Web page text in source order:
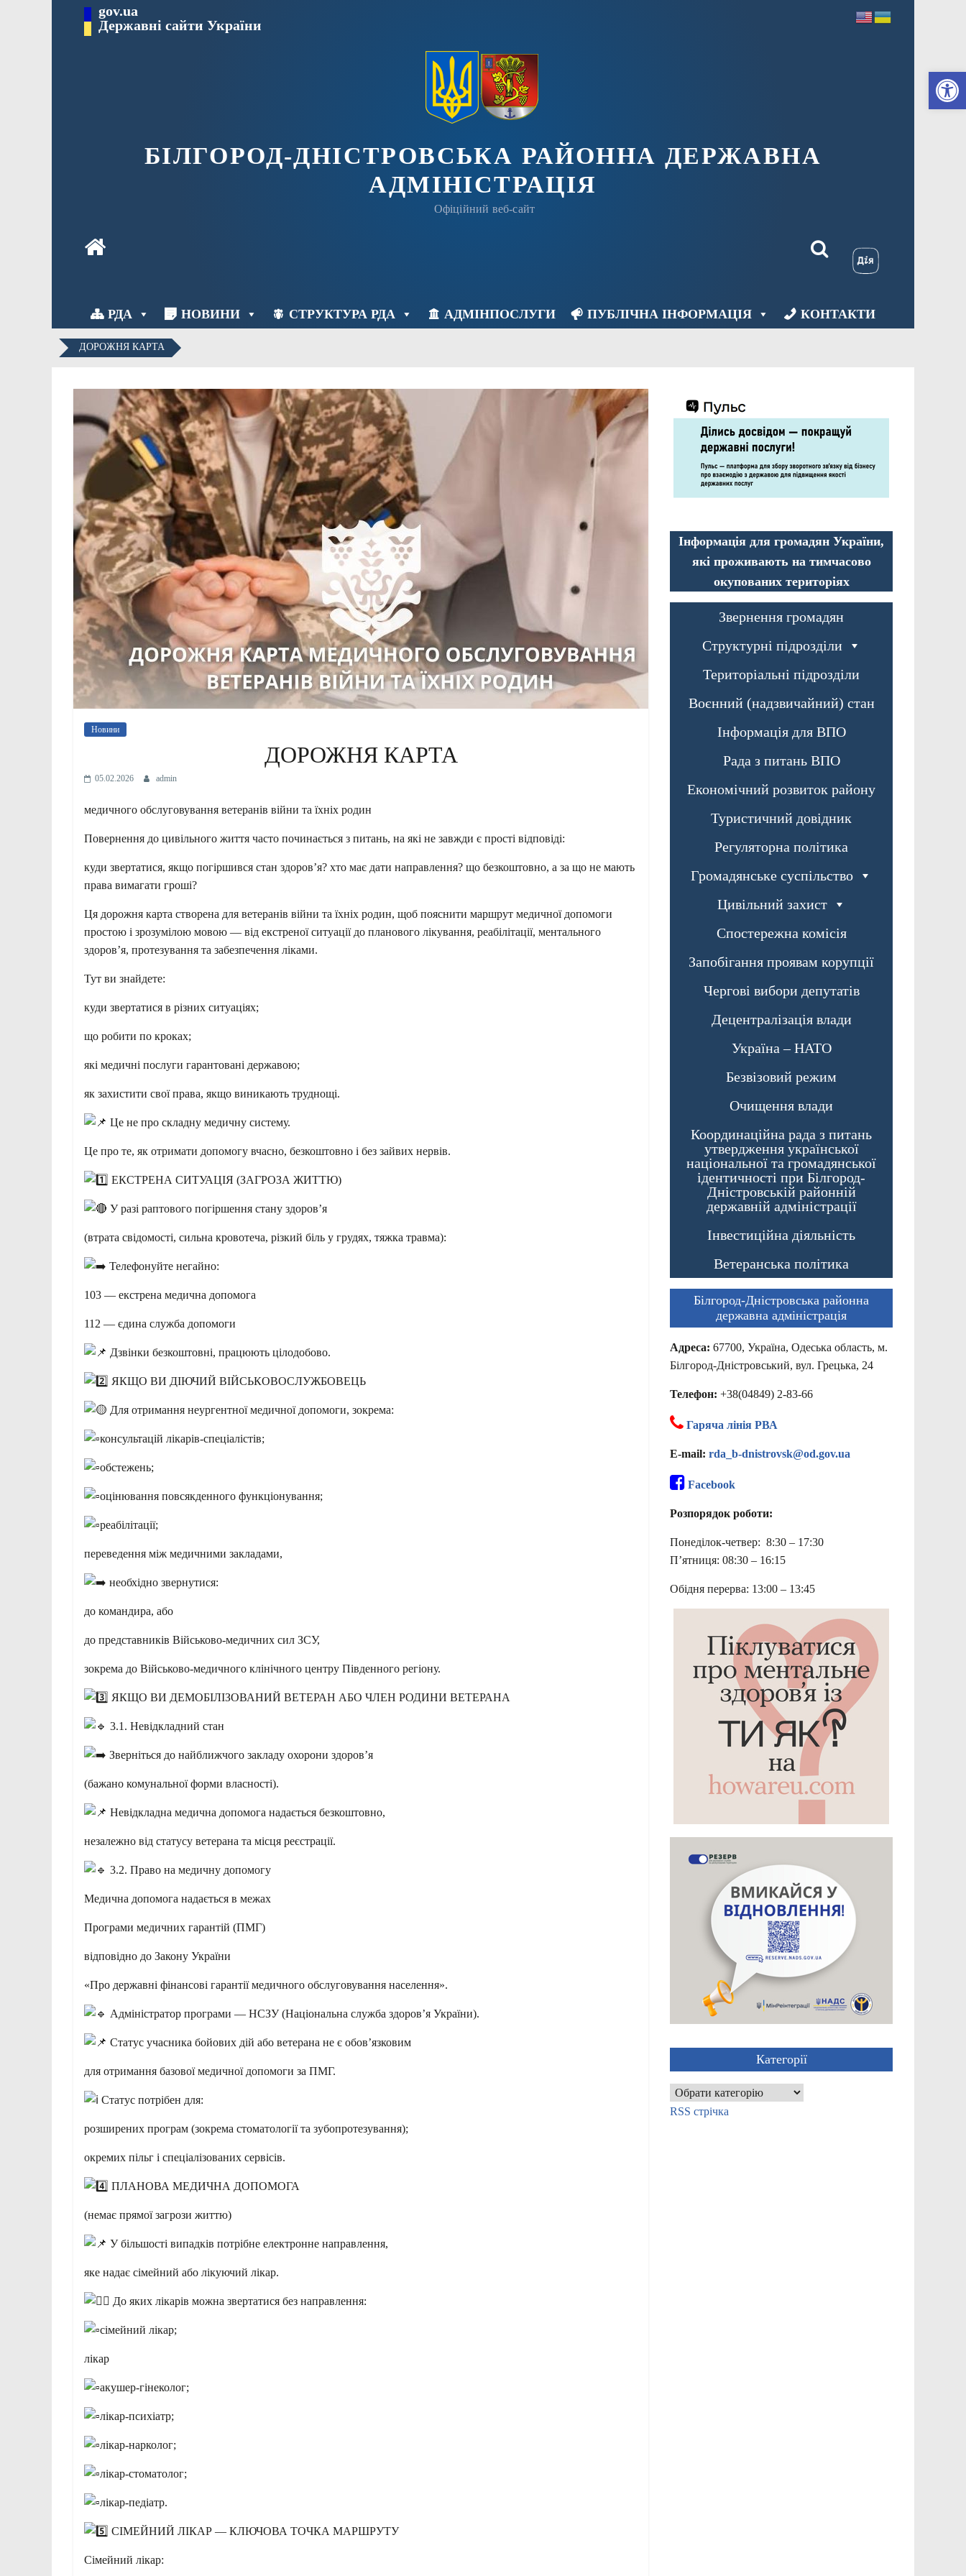
gov.ua
Державні сайти України
БІЛГОРОД-ДНІСТРОВСЬКА РАЙОННА ДЕРЖАВНА
АДМІНІСТРАЦІЯ
Офіційний веб-сайт
РДА НОВИНИ СТРУКТУРА РДА АДМІНПОСЛУГИ ПУБЛІЧНА ІНФОРМАЦІЯ КОНТАКТИ
ДОРОЖНЯ КАРТА
Новини
ДОРОЖНЯ КАРТА
05.02.2026 admin
медичного обслуговування ветеранів війни та їхніх родин
Повернення до цивільного життя часто починається з питань, на які не завжди є прості відповіді:
куди звертатися, якщо погіршився стан здоров’я? хто має дати направлення? що безкоштовно, а за що не мають
права вимагати гроші?
Ця дорожня карта створена для ветеранів війни та їхніх родин, щоб пояснити маршрут медичної допомоги
простою і зрозумілою мовою — від екстреної ситуації до планового лікування, реабілітації, ментального
здоров’я, протезування та забезпечення ліками.
Тут ви знайдете:
куди звертатися в різних ситуаціях;
що робити по кроках;
які медичні послуги гарантовані державою;
як захистити свої права, якщо виникають труднощі.
Це не про складну медичну систему.
Це про те, як отримати допомогу вчасно, безкоштовно і без зайвих нервів.
ЕКСТРЕНА СИТУАЦІЯ (ЗАГРОЗА ЖИТТЮ)
У разі раптового погіршення стану здоров’я
(втрата свідомості, сильна кровотеча, різкий біль у грудях, тяжка травма):
Телефонуйте негайно:
103 — екстрена медична допомога
112 — єдина служба допомоги
Дзвінки безкоштовні, працюють цілодобово.
ЯКЩО ВИ ДІЮЧИЙ ВІЙСЬКОВОСЛУЖБОВЕЦЬ
Для отримання неургентної медичної допомоги, зокрема:
консультацій лікарів-спеціалістів;
обстежень;
оцінювання повсякденного функціонування;
реабілітації;
переведення між медичними закладами,
необхідно звернутися:
до командира, або
до представників Військово-медичних сил ЗСУ,
зокрема до Військово-медичного клінічного центру Південного регіону.
ЯКЩО ВИ ДЕМОБІЛІЗОВАНИЙ ВЕТЕРАН АБО ЧЛЕН РОДИНИ ВЕТЕРАНА
3.1. Невідкладний стан
Зверніться до найближчого закладу охорони здоров’я
(бажано комунальної форми власності).
Невідкладна медична допомога надається безкоштовно,
незалежно від статусу ветерана та місця реєстрації.
3.2. Право на медичну допомогу
Медична допомога надається в межах
Програми медичних гарантій (ПМГ)
відповідно до Закону України
«Про державні фінансові гарантії медичного обслуговування населення».
Адміністратор програми — НСЗУ (Національна служба здоров’я України).
Статус учасника бойових дій або ветерана не є обов’язковим
для отримання базової медичної допомоги за ПМГ.
Статус потрібен для:
розширених програм (зокрема стоматології та зубопротезування);
окремих пільг і спеціалізованих сервісів.
ПЛАНОВА МЕДИЧНА ДОПОМОГА
(немає прямої загрози життю)
У більшості випадків потрібне електронне направлення,
яке надає сімейний або лікуючий лікар.
До яких лікарів можна звертатися без направлення:
сімейний лікар;
лікар
акушер-гінеколог;
лікар-психіатр;
лікар-нарколог;
лікар-стоматолог;
лікар-педіатр.
СІМЕЙНИЙ ЛІКАР — КЛЮЧОВА ТОЧКА МАРШРУТУ
Сімейний лікар:
Інформація для громадян України,
які проживають на тимчасово
окупованих територіях
Звернення громадян
Структурні підрозділи
Територіальні підрозділи
Воєнний (надзвичайний) стан
Інформація для ВПО
Рада з питань ВПО
Економічний розвиток району
Туристичний довідник
Регуляторна політика
Громадянське суспільство
Цивільний захист
Спостережна комісія
Запобігання проявам корупції
Чергові вибори депутатів
Децентралізація влади
Україна – НАТО
Безвізовий режим
Очищення влади
Координаційна рада з питань
утвердження української
національної та громадянської
ідентичності при Білгород-
Дністровській районній
державній адміністрації
Інвестиційна діяльність
Ветеранська політика
Білгород-Дністровська районна
державна адміністрація
Адреса: 67700, Україна, Одеська область, м.
Білгород-Дністровський, вул. Грецька, 24
Телефон: +38(04849) 2-83-66
Гаряча лінія РВА
E-mail: rda_b-dnistrovsk@od.gov.ua
Facebook
Розпорядок роботи:
Понеділок-четвер: 8:30 – 17:30
П’ятниця: 08:30 – 16:15
Обідня перерва: 13:00 – 13:45
Категорії
Категорії
RSS стрічка